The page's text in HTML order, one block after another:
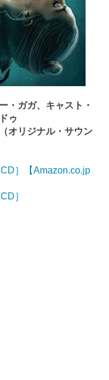
・ガガ、キャスト・
ゥ
オリジナル・サウン
］【Amazon.co.jp
］